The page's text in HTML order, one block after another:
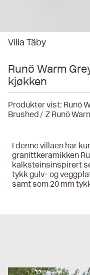
Villa Täby
Runö Warm
kjøkken
Produkter vist: Runö
Brushed
Z Runö
I denne villaen har
granittkeramikken
kalksteinsinspirert
tykk gulv- og
samt som 20 mm